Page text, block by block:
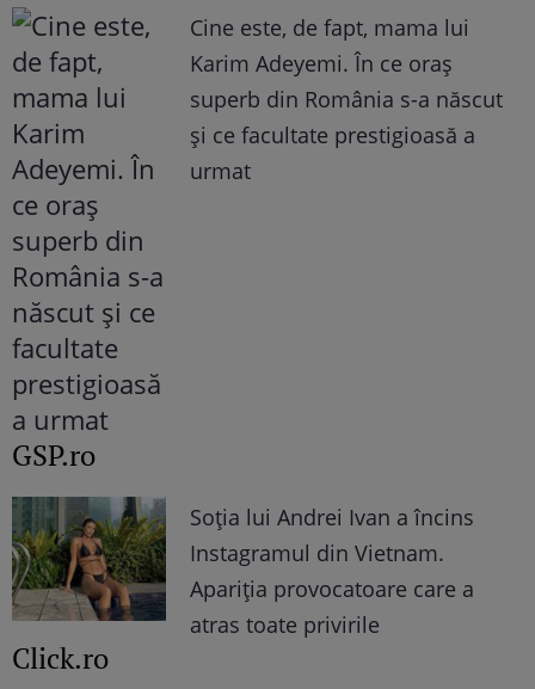
Cine este, de fapt, mama lui
Karim Adeyemi. În ce oraș
superb din România s-a născut
și ce facultate prestigioasă a
urmat
GSP.ro
Soția lui Andrei Ivan a încins
Instagramul din Vietnam.
Apariția provocatoare care a
atras toate privirile
Click.ro